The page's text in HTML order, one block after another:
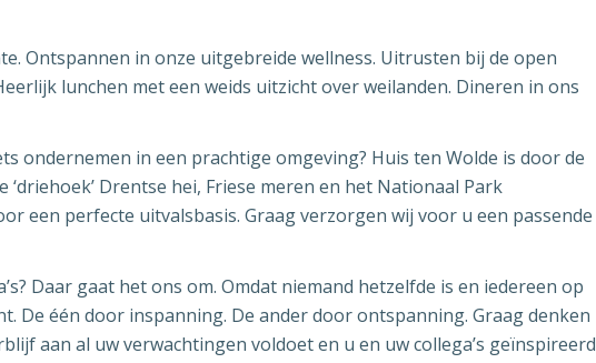
Ontspannen in onze uitgebreide wellness. Uitrusten bij de open
lunchen met een weids uitzicht over weilanden. Dineren in ons
ondernemen in een prachtige omgeving? Huis ten Wolde is door de
‘driehoek’ Drentse hei, Friese meren en het Nationaal Park
een perfecte uitvalsbasis. Graag verzorgen wij voor u een passende
Daar gaat het ons om. Omdat niemand hetzelfde is en iedereen op
De één door inspanning. De ander door ontspanning. Graag denken
aan al uw verwachtingen voldoet en u en uw collega’s geïnspireerd